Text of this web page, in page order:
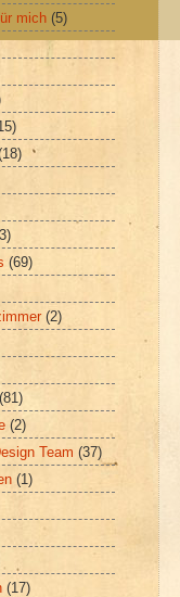
mich (5)
(69)
(2)
(81)
(2)
Team (37)
(1)
(17)